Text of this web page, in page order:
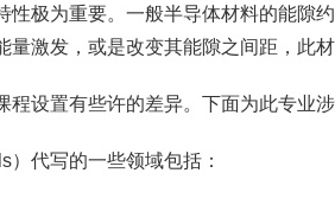
性极为重要。一般半导体材料的能隙
激发，或是改变其能隙之间距，此材
设置有些许的差异。下面为此专业
代写的一些领域包括：